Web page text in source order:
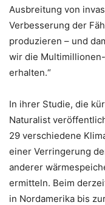
Ausbreitung von
Verbesserung der
produzieren – und
wir die
erhalten.“
In ihrer Studie, die
Naturalist
29 verschiedene
einer Verringerung
anderer
ermitteln. Beim
in Nordamerika bis